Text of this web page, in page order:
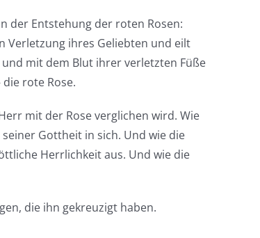
der Entstehung der roten Rosen:
Verletzung ihres Geliebten und eilt
mit dem Blut ihrer verletzten Füße
rote Rose.
mit der Rose verglichen wird. Wie
Gottheit in sich. Und wie die
Herrlichkeit aus. Und wie die
die ihn gekreuzigt haben.